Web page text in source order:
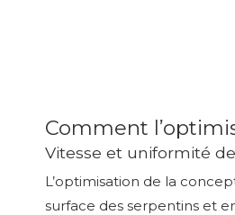
Comment
Vitesse et uniformité
L’optimisation de la
surface des serpentins et